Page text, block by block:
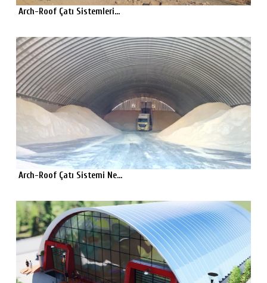
Arch-Roof Çatı Sistemleri...
Arch-Roof Çatı Sistemi Ne...